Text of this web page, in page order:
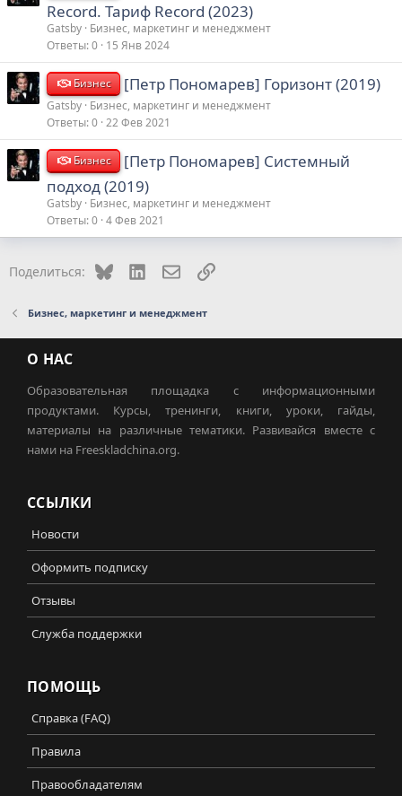
Record. Тариф Record (2023)
Gatsby Бизнес, маркетинг и менеджмент
Ответы 0 15 Янв 2024
Бизнес [Петр Пономарев] Горизонт (2019)
Gatsby Бизнес, маркетинг и менеджмент
Ответы 0 22 Фев 2021
Бизнес
[Петр Пономарев] Системный
подход (2019)
Gatsby Бизнес, маркетинг и менеджмент
Ответы 0 4 Фев 2021
Поделиться: Bluesky LinkedInЭлектронная почта
Ссылка
Бизнес, маркетинг и менеджмент
О НАС
Образовательная площадка с информационными
продуктами. Курсы, тренинги, книги, уроки, гайды,
материалы на различные тематики. Развивайся вместе с
нами на Freeskladchina.org.
ССЫЛКИ
Новости
Оформить подписку
Отзывы
Служба поддержки
ПОМОЩЬ
Справка (FAQ)
Правила
Правообладателям